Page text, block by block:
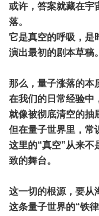
或许，答案就藏在
落。
它是真空的呼吸，是
演出最初的剧本草稿。
那么，量子涨落的本
在我们的日常经验中
就像被彻底清空的抽
但在量子世界里，常
这里的“真空”从来不
致的舞台。
这一切的根源，要从
这条量子世界的“铁